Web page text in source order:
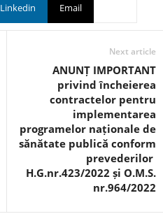
Linkedin Email
Next article
ANUNȚ IMPORTANT
privind încheierea
contractelor pentru
implementarea
programelor naționale de
sănătate publică conform
prevederilor
H.G.nr.423/2022 și O.M.S.
nr.964/2022